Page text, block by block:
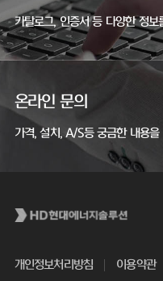
카탈로그, 인증서 등 다양한 정보
온라인 문의
가격, 설치, A/S등 궁금한 내용을
개인정보처리방침 이용약관